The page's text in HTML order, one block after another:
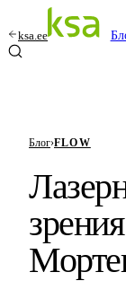
ksa.ee
Блог›FLOW